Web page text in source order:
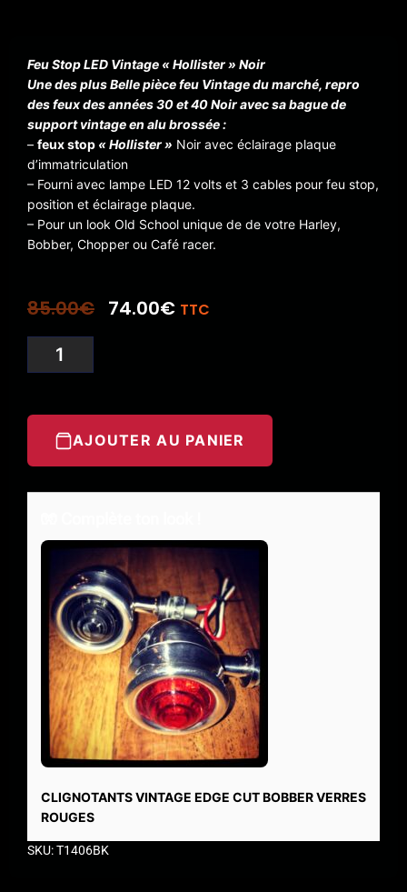
Feu Stop LED Vintage « Hollister » Noir
Une des plus Belle pièce feu Vintage du marché, repro
des feux des années 30 et 40 Noir avec sa bague de
support vintage en alu brossée :
– feux stop « Hollister » Noir avec éclairage plaque
d’immatriculation
– Fourni avec lampe LED 12 volts et 3 cables pour feu stop,
position et éclairage plaque.
– Pour un look Old School unique de de votre Harley,
Bobber, Chopper ou Café racer.
85.00€ 74.00€ TTC
AJOUTER AU PANIER
CLIGNOTANTS VINTAGE EDGE CUT BOBBER VERRES
ROUGES
SKU: T1406BK